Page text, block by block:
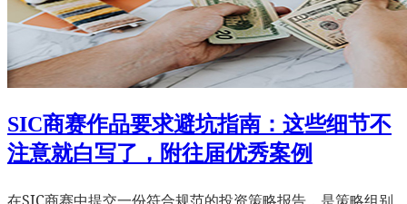
SIC商赛作品要求避坑指南：这些细节不
注意就白写了，附往届优秀案例